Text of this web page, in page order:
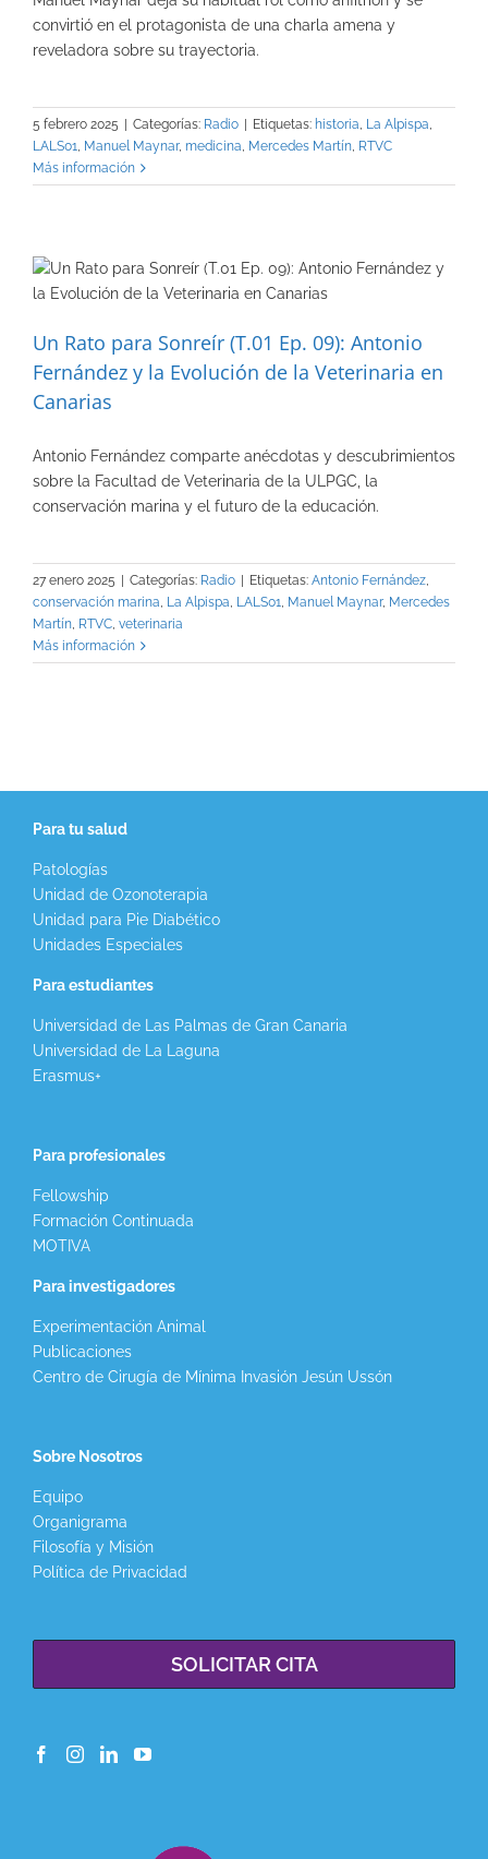
convirtió en el protagonista de una charla amena y
reveladora sobre su trayectoria.
5 febrero 2025 Categorías: Radio Etiquetas: historia, La Alpispa,
LALS01, Manuel Maynar, medicina, Mercedes Martín, RTVC
Más información
Un Rato para Sonreír (T.01 Ep. 09): Antonio
Fernández y la Evolución de la Veterinaria en
Canarias
Antonio Fernández comparte anécdotas y descubrimientos
sobre la Facultad de Veterinaria de la ULPGC, la
conservación marina y el futuro de la educación.
27 enero 2025 Categorías: Radio Etiquetas: Antonio Fernández,
conservación marina, La Alpispa, LALS01, Manuel Maynar, Mercedes
Martín, RTVC, veterinaria
Más información
Para tu salud
Patologías
Unidad de Ozonoterapia
Unidad para Pie Diabético
Unidades Especiales
Para estudiantes
Universidad de Las Palmas de Gran Canaria
Universidad de La Laguna
Erasmus+
Para profesionales
Fellowship
Formación Continuada
MOTIVA
Para investigadores
Experimentación Animal
Publicaciones
Centro de Cirugía de Mínima Invasión Jesún Ussón
Sobre Nosotros
Equipo
Organigrama
Filosofía y Misión
Política de Privacidad
SOLICITAR CITA